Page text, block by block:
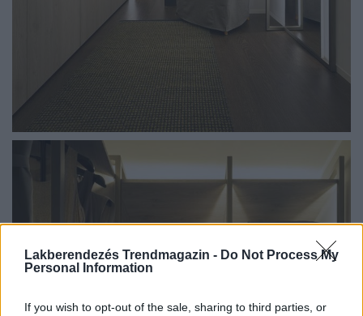
Lakberendezés Trendmagazin - Do Not Process My
Personal Information
If you wish to opt-out of the sale, sharing to third parties, or